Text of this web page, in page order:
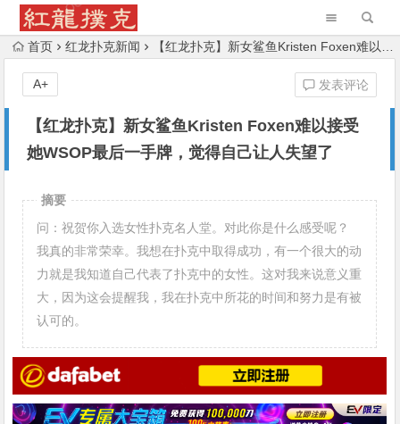
首页 红龙扑克新闻 【红龙扑克】新女鲨鱼Kristen Foxen难以接受她WSOP最后一手牌，觉得自己让人失望了
【红龙扑克】新女鲨鱼Kristen Foxen难以接受
她WSOP最后一手牌，觉得自己让人失望了
发表评论
A+
摘要
问：祝贺你入选女性扑克名人堂。对此你是什么感受呢？
我真的非常荣幸。我想在扑克中取得成功，有一个很大的动
力就是我知道自己代表了扑克中的女性。这对我来说意义重
大，因为这会提醒我，我在扑克中所花的时间和努力是有被
认可的。